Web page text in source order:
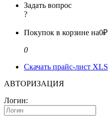
Задать вопрос
?
Покупок в корзине на0₽
0
Скачать прайс-лист XLS
АВТОРИЗАЦИЯ
Логин: